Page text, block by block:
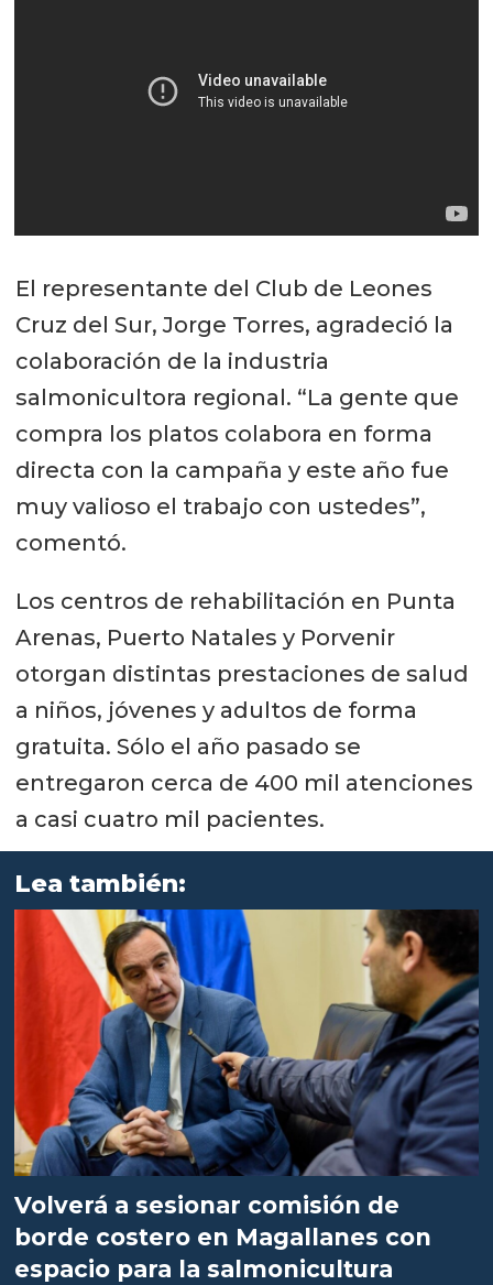
El representante del Club de Leones
Cruz del Sur, Jorge Torres, agradeció la
colaboración de la industria
salmonicultora regional. “La gente que
compra los platos colabora en forma
directa con la campaña y este año fue
muy valioso el trabajo con ustedes”,
comentó.
Los centros de rehabilitación en Punta
Arenas, Puerto Natales y Porvenir
otorgan distintas prestaciones de salud
a niños, jóvenes y adultos de forma
gratuita. Sólo el año pasado se
entregaron cerca de 400 mil atenciones
a casi cuatro mil pacientes.
Lea también:
Volverá a sesionar comisión de
borde costero en Magallanes con
espacio para la salmonicultura